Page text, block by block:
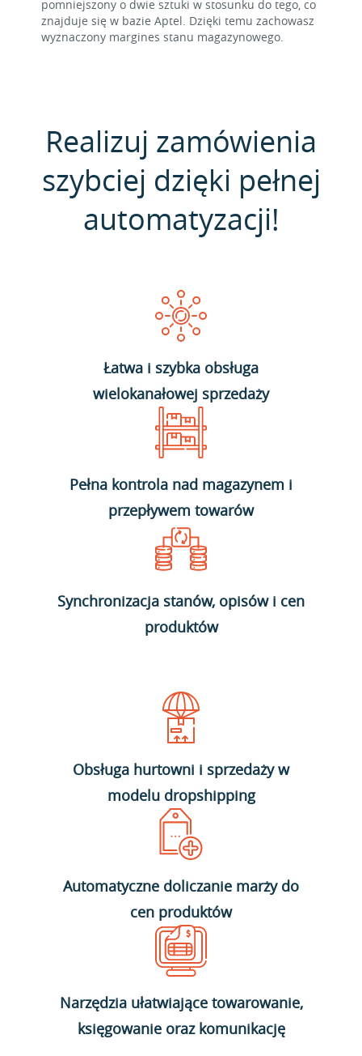
pomniejszony o dwie sztuki w stosunku do tego, co
znajduje się w bazie Aptel. Dzięki temu zachowasz
wyznaczony margines stanu magazynowego.
Realizuj zamówienia
szybciej dzięki pełnej
automatyzacji!
Łatwa i szybka obsługa
wielokanałowej sprzedaży
Pełna kontrola nad magazynem i
przepływem towarów
Synchronizacja stanów, opisów i cen
produktów
Obsługa hurtowni i sprzedaży w
modelu dropshipping
Automatyczne doliczanie marży do
cen produktów
Narzędzia ułatwiające towarowanie,
księgowanie oraz komunikację